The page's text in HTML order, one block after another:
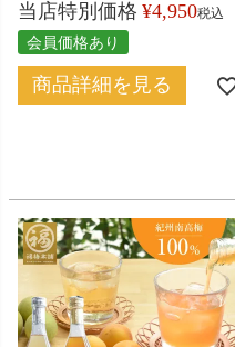
当店特別価格 ¥4,950税込
会員価格あり
商品詳細を見る